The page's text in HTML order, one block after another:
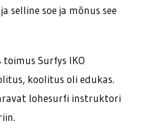
selline soe ja mõnus see
Surfys IKO
koolitus oli edukas.
lohesurfi instruktori